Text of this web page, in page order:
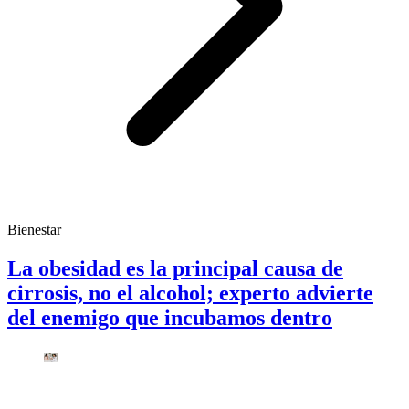
Bienestar
La obesidad es la principal causa de
cirrosis, no el alcohol; experto advierte
del enemigo que incubamos dentro